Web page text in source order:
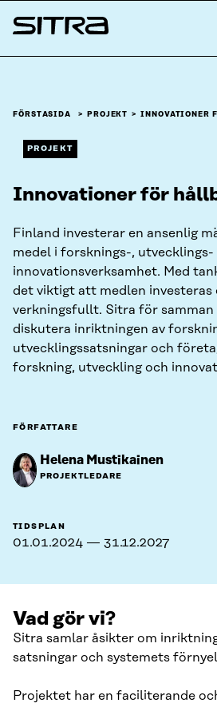
Skip to
content
Sitra
FÖRSTASIDA PROJEKT INNOVATIONER
PROJEKT
Innovationer för
Finland investerar en ansenlig
medel i forsknings-, utvecklings-
innovationsverksamhet. Med
det viktigt att medlen
verkningsfullt. Sitra för
diskutera inriktningen av
utvecklingssatsningar och
forskning, utveckling och
FÖRFATTARE
Helena Mustikainen
PROJEKTLEDARE
TIDSPLAN
01.01.2024 — 31.12.2027
Vad gör vi?
Sitra samlar åsikter om
satsningar och systemets
Projektet har en faciliterande